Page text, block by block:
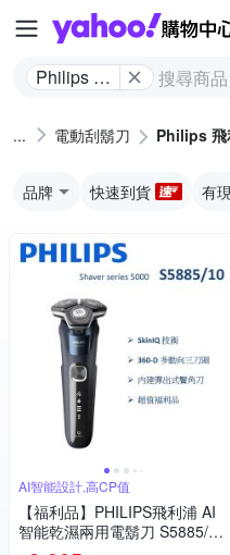
Philips 飛
電動刮鬍刀 Philips 飛
品牌 快速到貨 有
AI智能設計,高CP值
【福利品】PHILIPS飛利浦 AI
智能乾濕兩用電鬍刀 S5885/10